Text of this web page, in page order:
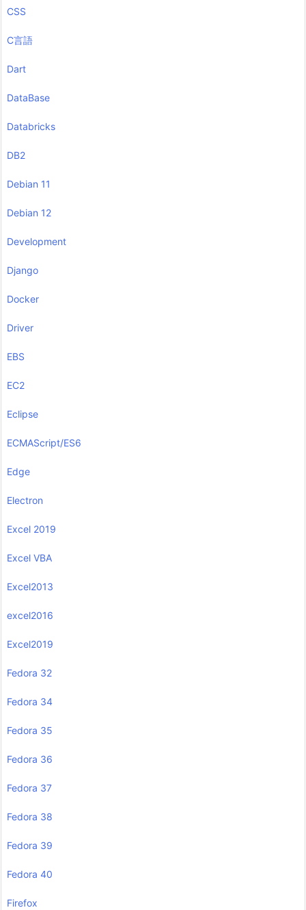
CSS
C言語
Dart
DataBase
Databricks
DB2
Debian 11
Debian 12
Development
Django
Docker
Driver
EBS
EC2
Eclipse
ECMAScript/ES6
Edge
Electron
Excel 2019
Excel VBA
Excel2013
excel2016
Excel2019
Fedora 32
Fedora 34
Fedora 35
Fedora 36
Fedora 37
Fedora 38
Fedora 39
Fedora 40
Firefox